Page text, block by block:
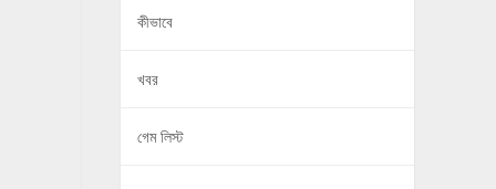
কীভাবে
খবর
গেম লিস্ট